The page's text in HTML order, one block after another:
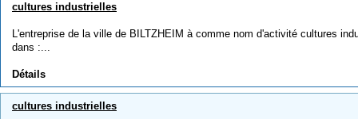
cultures industrielles
L'entreprise de la ville de BILTZHEIM à comme nom d'activité cultures
dans :...
Détails
cultures industrielles